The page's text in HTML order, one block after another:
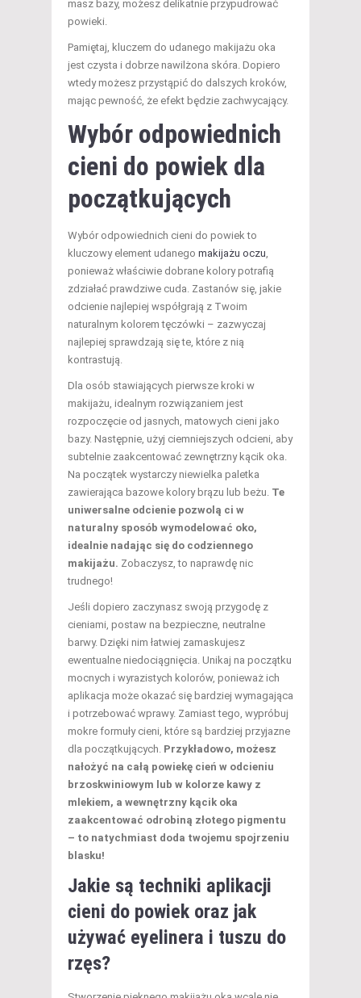
masz bazy, możesz delikatnie przypudrować
powieki.
Pamiętaj, kluczem do udanego makijażu oka
jest czysta i dobrze nawilżona skóra. Dopiero
wtedy możesz przystąpić do dalszych kroków,
mając pewność, że efekt będzie zachwycający.
Wybór odpowiednich
cieni do powiek dla
początkujących
Wybór odpowiednich cieni do powiek to
kluczowy element udanego makijażu oczu,
ponieważ właściwie dobrane kolory potrafią
zdziałać prawdziwe cuda. Zastanów się, jakie
odcienie najlepiej współgrają z Twoim
naturalnym kolorem tęczówki – zazwyczaj
najlepiej sprawdzają się te, które z nią
kontrastują.
Dla osób stawiających pierwsze kroki w
makijażu, idealnym rozwiązaniem jest
rozpoczęcie od jasnych, matowych cieni jako
bazy. Następnie, użyj ciemniejszych odcieni, aby
subtelnie zaakcentować zewnętrzny kącik oka.
Na początek wystarczy niewielka paletka
zawierająca bazowe kolory brązu lub beżu. Te
uniwersalne odcienie pozwolą ci w
naturalny sposób wymodelować oko,
idealnie nadając się do codziennego
makijażu. Zobaczysz, to naprawdę nic
trudnego!
Jeśli dopiero zaczynasz swoją przygodę z
cieniami, postaw na bezpieczne, neutralne
barwy. Dzięki nim łatwiej zamaskujesz
ewentualne niedociągnięcia. Unikaj na początku
mocnych i wyrazistych kolorów, ponieważ ich
aplikacja może okazać się bardziej wymagająca
i potrzebować wprawy. Zamiast tego, wypróbuj
mokre formuły cieni, które są bardziej przyjazne
dla początkujących. Przykładowo, możesz
nałożyć na całą powiekę cień w odcieniu
brzoskwiniowym lub w kolorze kawy z
mlekiem, a wewnętrzny kącik oka
zaakcentować odrobiną złotego pigmentu
– to natychmiast doda twojemu spojrzeniu
blasku!
Jakie są techniki aplikacji
cieni do powiek oraz jak
używać eyelinera i tuszu do
rzęs?